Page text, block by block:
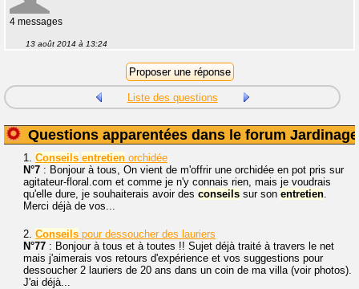
4 messages
13 août 2014 à 13:24
Liste des questions
Questions apparentées dans le forum Jardinage
1. Conseils entretien orchidée
N°7 : Bonjour à tous, On vient de m'offrir une orchidée en pot pris sur
agitateur-floral.com et comme je n'y connais rien, mais je voudrais
qu'elle dure, je souhaiterais avoir des conseils sur son entretien
Merci déjà de vos...
2. Conseils pour dessoucher des lauriers
N°77 : Bonjour à tous et à toutes !! Sujet déjà traité à travers le net
mais j'aimerais vos retours d'expérience et vos suggestions pour
dessoucher 2 lauriers de 20 ans dans un coin de ma villa (voir photos).
J'ai déjà...